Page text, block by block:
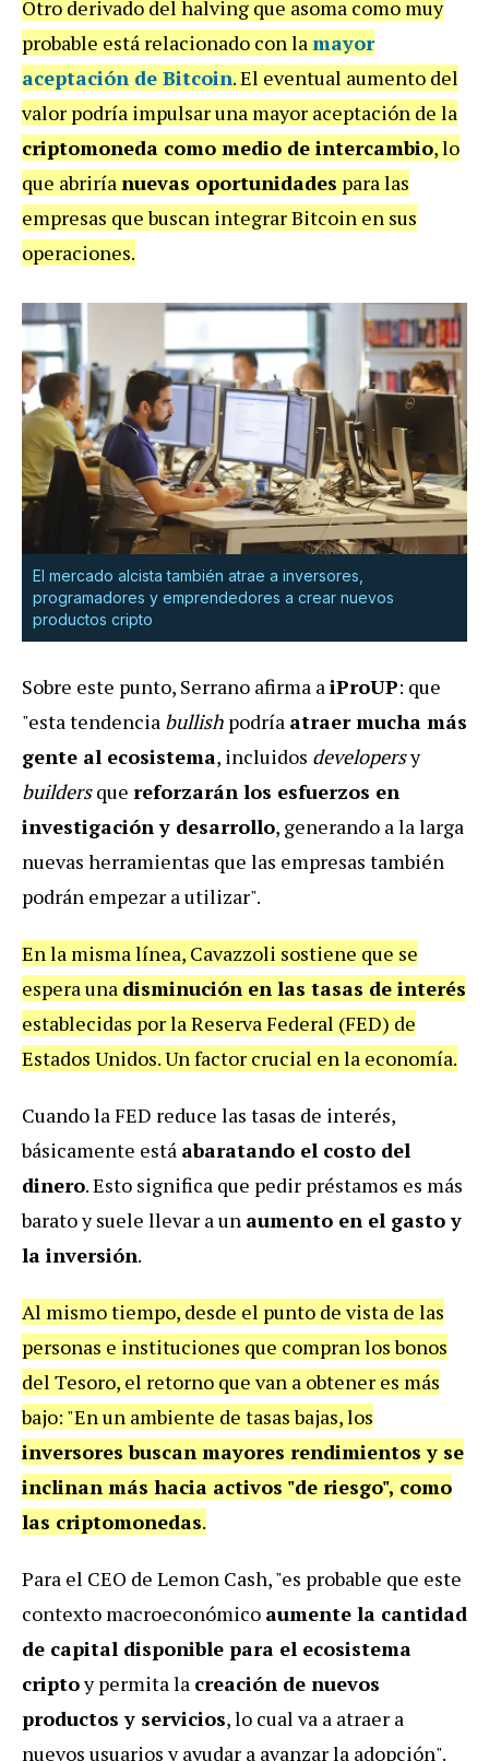
Otro derivado del halving que asoma como muy
probable está relacionado con lamayor
aceptación de Bitcoin. El eventual aumento del
valor podría impulsar una mayor aceptación de la
criptomoneda como medio de intercambio, lo
que abriríanuevas oportunidades para las
empresas que buscan integrar Bitcoin en sus
operaciones.
El mercado alcista también atrae a inversores,
programadores y emprendedores a crear nuevos
productos cripto
Sobre este punto, Serrano afirma aiProUP: que
"esta tendencia bullish podría atraer mucha más
gente al ecosistema, incluidos developersy
buildersque reforzarán los esfuerzos en
investigación y desarrollo, generando a la larga
nuevas herramientas que las empresas también
podrán empezar a utilizar".
En la misma línea, Cavazzoli sostiene que se
espera una disminución en las tasas de interés
establecidas por la Reserva Federal (FED) de
Estados Unidos. Un factor crucial en la economía.
Cuando la FED reduce las tasas de interés,
básicamente está abaratando el costo del
dinero. Esto significa que pedir préstamos es más
barato y suele llevar a un aumento en el gasto y
la inversión.
Al mismo tiempo, desde el punto de vista de las
personas e instituciones que compran los bonos
del Tesoro, el retorno que van a obtener es más
bajo: "En un ambiente de tasas bajas, los
inversores buscan mayores rendimientos y se
inclinan más hacia activos "de riesgo", como
las criptomonedas.
Para el CEO de Lemon Cash, "es probable que este
contexto macroeconómico aumente la cantidad
de capital disponible para el ecosistema
criptoy permita la creación de nuevos
productos y servicios, lo cual va a atraer a
nuevos usuarios y ayudar a avanzar la adopción".